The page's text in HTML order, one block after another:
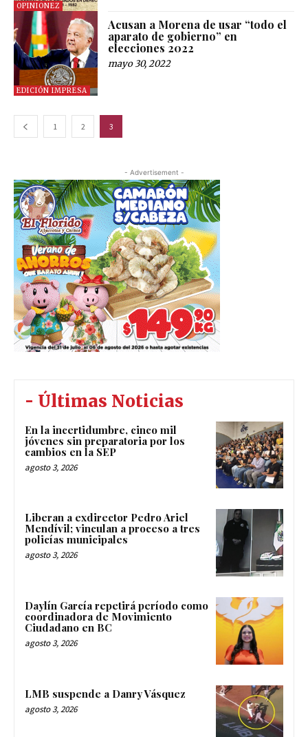
OPINIONEZ
EDICIÓN IMPRESA
Acusan a Morena de usar “todo el
aparato de gobierno” en
elecciones 2022
mayo 30, 2022
1 2 3
- Advertisement -
- Últimas Noticias
En la incertidumbre, cinco mil
jóvenes sin preparatoria por los
cambios en la SEP
agosto 3, 2026
Liberan a exdirector Pedro Ariel
Mendívil; vinculan a proceso a tres
policías municipales
agosto 3, 2026
Daylín García repetirá período como
coordinadora de Movimiento
Ciudadano en BC
agosto 3, 2026
LMB suspende a Danry Vásquez
agosto 3, 2026